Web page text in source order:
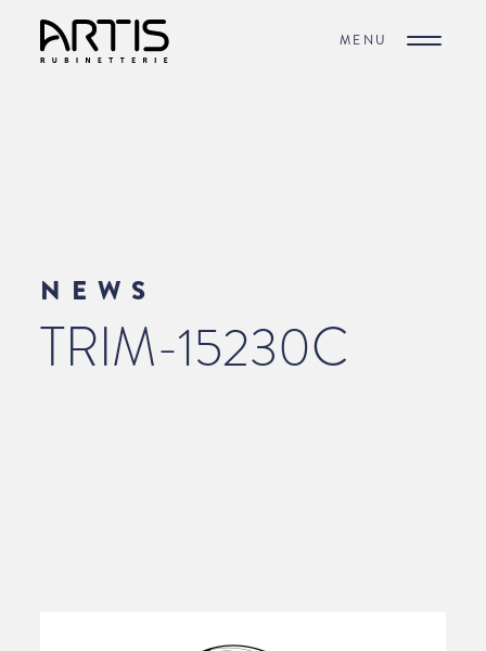
MENU
NEWS
TRIM-15230C